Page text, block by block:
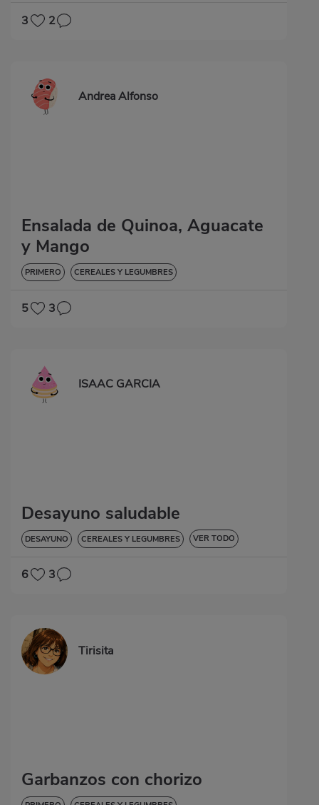
3 2
Andrea Alfonso
Ensalada de Quinoa, Aguacate
y Mango
PRIMERO CEREALES Y LEGUMBRES
5 3
ISAAC GARCIA
Desayuno saludable
DESAYUNO CEREALES Y LEGUMBRES VER TODO
6 3
Tirisita
Garbanzos con chorizo